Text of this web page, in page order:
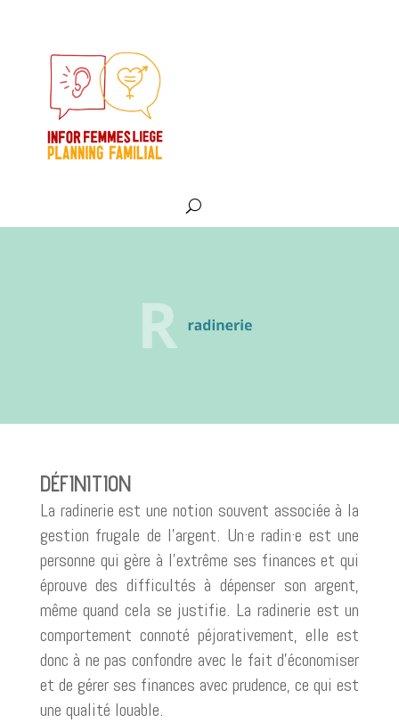
DÉFINITION
La radinerie est une notion souvent associée à la
gestion frugale de l’argent. Un·e radin·e est une
personne qui gère à l’extrême ses finances et qui
éprouve des difficultés à dépenser son argent,
même quand cela se justifie. La radinerie est un
comportement connoté péjorativement, elle est
donc à ne pas confondre avec le fait d’économiser
et de gérer ses finances avec prudence, ce qui est
une qualité louable.